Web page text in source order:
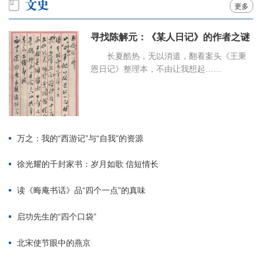
更多
寻找陈解元：《某人日记》的作者之谜
长夏酷热，无以消遣，翻看案头《王秉
恩日记》整理本，不由让我想起……
万之：我的“西游记”与“自我”的资源
徐光耀的千封家书：岁月如歌 信短情长
读《晦庵书话》品“四个一点”的真味
启功先生的“四个口袋”
北宋使节眼中的燕京